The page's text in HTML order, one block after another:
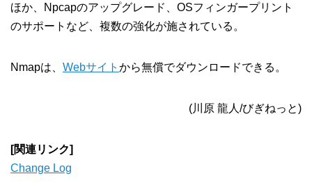
ほか、Npcapのアップグレード、OSフィンガープリント
のサポートなど、複数の強化が施されている。
Nmapは、 Webサイト から無償でダウンロードできる。
(川原 龍人/びぎねっと)
[関連リンク]
Change Log